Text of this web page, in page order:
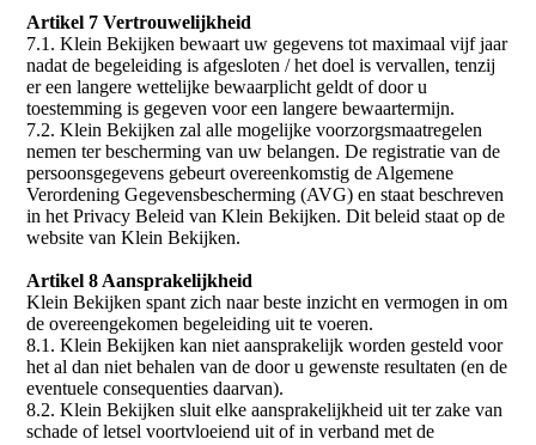
Artikel 7 Vertrouwelijkheid
7.1. Klein Bekijken bewaart uw gegevens tot maximaal vijf jaar
nadat de begeleiding is afgesloten / het doel is vervallen, tenzij
er een langere wettelijke bewaarplicht geldt of door u
toestemming is gegeven voor een langere bewaartermijn.
7.2. Klein Bekijken zal alle mogelijke voorzorgsmaatregelen
nemen ter bescherming van uw belangen. De registratie van de
persoonsgegevens gebeurt overeenkomstig de Algemene
Verordening Gegevensbescherming (AVG) en staat beschreven
in het Privacy Beleid van Klein Bekijken. Dit beleid staat op de
website van Klein Bekijken.
Artikel 8 Aansprakelijkheid
Klein Bekijken spant zich naar beste inzicht en vermogen in om
de overeengekomen begeleiding uit te voeren.
8.1. Klein Bekijken kan niet aansprakelijk worden gesteld voor
het al dan niet behalen van de door u gewenste resultaten (en de
eventuele consequenties daarvan).
8.2. Klein Bekijken sluit elke aansprakelijkheid uit ter zake van
schade of letsel voortvloeiend uit of in verband met de